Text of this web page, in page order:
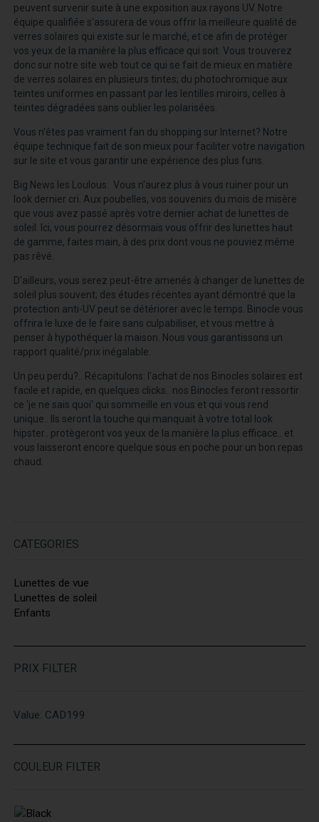
peuvent survenir suite à une exposition aux rayons UV. Notre
équipe qualifiée s'assurera de vous offrir la meilleure qualité de
verres solaires qui existe sur le marché, et ce afin de protéger
vos yeux de la manière la plus efficace qui soit. Vous trouverez
donc sur notre site web tout ce qui se fait de mieux en matière
de verres solaires en plusieurs tintes; du photochromique aux
teintes uniformes en passant par les lentilles miroirs, celles à
teintes dégradées sans oublier les polarisées.
Vous n'êtes pas vraiment fan du shopping sur Internet? Notre
équipe technique fait de son mieux pour faciliter votre navigation
sur le site et vous garantir une expérience des plus funs.
Big News les Loulous: Vous n'aurez plus à vous ruiner pour un
look dernier cri. Aux poubelles, vos souvenirs du mois de misère
que vous avez passé après votre dernier achat de lunettes de
soleil. Ici, vous pourrez désormais vous offrir des lunettes haut
de gamme, faites main, à des prix dont vous ne pouviez même
pas rêvé.
D'ailleurs, vous serez peut-être amenés à changer de lunettes de
soleil plus souvent; des études récentes ayant démontré que la
protection anti-UV peut se détériorer avec le temps. Binocle vous
offrira le luxe de le faire sans culpabiliser, et vous mettre à
penser à hypothéquer la maison. Nous vous garantissons un
rapport qualité/prix inégalable.
Un peu perdu?.. Récapitulons: l'achat de nos Binocles solaires est
facile et rapide, en quelques clicks.. nos Binocles feront ressortir
ce 'je ne sais quoi' qui sommeille en vous et qui vous rend
unique.. Ils seront la touche qui manquait à votre total look
hipster.. protègeront vos yeux de la manière la plus efficace.. et
vous laisseront encore quelque sous en poche pour un bon repas
chaud.
CATEGORIES
Lunettes de vue
Lunettes de soleil
Enfants
PRIX FILTER
Value: CAD199
COULEUR FILTER